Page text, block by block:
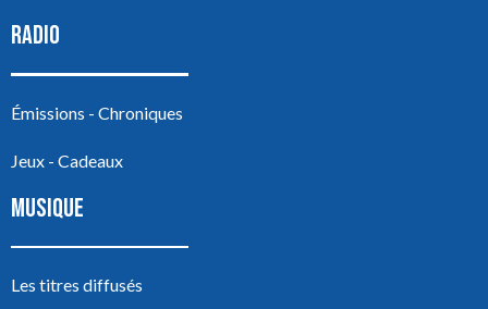
RADIO
Émissions - Chroniques
Jeux - Cadeaux
MUSIQUE
Les titres diffusés